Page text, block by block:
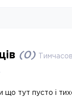
(0)
що тут пусто і